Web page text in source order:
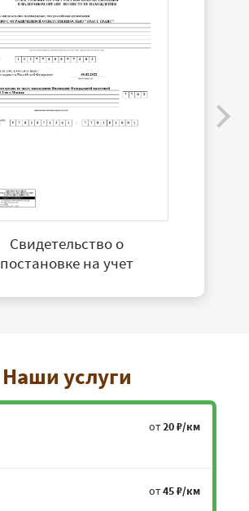
Свидетельство о
постановке на учет
Наши услуги
от20 ₽/км
от45 ₽/км